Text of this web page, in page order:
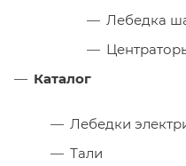
Лебедка
Каталог
Лебедки
Тали